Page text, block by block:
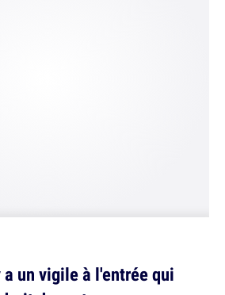
un vigile à l'entrée qui